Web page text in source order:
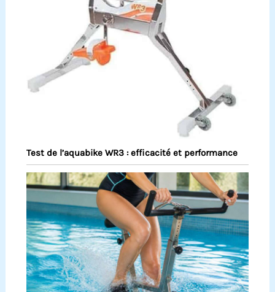
Test de l’aquabike WR3 : efficacité et performance